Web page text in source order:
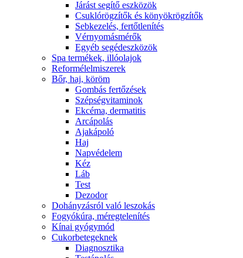
Járást segítő eszközök
Csuklórögzítők és könyökrögzítők
Sebkezelés, fertőtlenítés
Vérnyomásmérők
Egyéb segédeszközök
Spa termékek, illóolajok
Reformélelmiszerek
Bőr, haj, köröm
Gombás fertőzések
Szépségvitaminok
Ekcéma, dermatitis
Arcápolás
Ajakápoló
Haj
Napvédelem
Kéz
Láb
Test
Dezodor
Dohányzásról való leszokás
Fogyókúra, méregtelenítés
Kínai gyógymód
Cukorbetegeknek
Diagnosztika